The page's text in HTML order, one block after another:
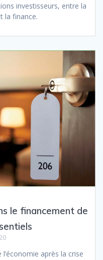
investisseurs, entre la
la finance.
le financement de
après la crise